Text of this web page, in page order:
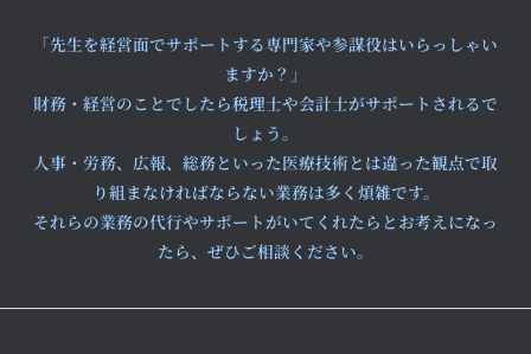
「先生を経営面でサポートする専門家や参謀役はいらっしゃい
ますか？」
財務・経営のことでしたら税理士や会計士がサポートされるで
しょう。
人事・労務、広報、総務といった医療技術とは違った観点で取
り組まなければならない業務は多く煩雑です。
それらの業務の代行やサポートがいてくれたらとお考えになっ
たら、ぜひご相談ください。